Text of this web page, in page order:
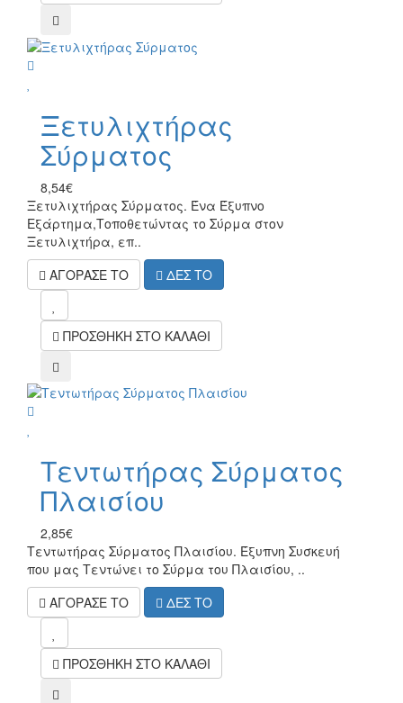
compare
Ξετυλιχτήρας
Σύρματος
8,54€
Ξετυλιχτήρας Σύρματος. Ένα Έξυπνο
Εξάρτημα,Τοποθετώντας το Σύρμα στον
Ξετυλιχτήρα, επ..
ΑΓΟΡΑΣΕ ΤΟ
ΔΕΣ ΤΟ
ΠΡΟΣΘΗΚΗ ΣΤΟ ΚΑΛΑΘΙ
compare
Τεντωτήρας Σύρματος
Πλαισίου
2,85€
Τεντωτήρας Σύρματος Πλαισίου. Έξυπνη Συσκευή
που μας Τεντώνει το Σύρμα του Πλαισίου, ..
ΑΓΟΡΑΣΕ ΤΟ
ΔΕΣ ΤΟ
ΠΡΟΣΘΗΚΗ ΣΤΟ ΚΑΛΑΘΙ
compare